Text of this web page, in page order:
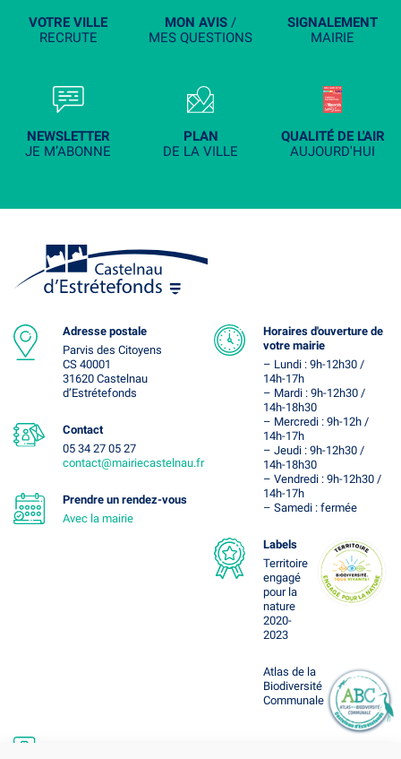
VOTRE VILLE
RECRUTE
MON AVIS /
MES QUESTIONS
SIGNALEMENT
MAIRIE
NEWSLETTER
JE M’ABONNE
PLAN
DE LA VILLE
QUALITÉ DE L'AIR
AUJOURD'HUI
Adresse postale
Parvis des Citoyens
CS 40001
31620 Castelnau
d’Estrétefonds
Contact
05 34 27 05 27
contact@mairiecastelnau.fr
Prendre un rendez-vous
Avec la mairie
Horaires d'ouverture de
votre mairie
– Lundi : 9h-12h30 /
14h-17h
– Mardi : 9h-12h30 /
14h-18h30
– Mercredi : 9h-12h /
14h-17h
– Jeudi : 9h-12h30 /
14h-18h30
– Vendredi : 9h-12h30 /
14h-17h
– Samedi : fermée
Labels
Territoire
engagé
pour la
nature
2020-
2023
Atlas de la
Biodiversité
Communale